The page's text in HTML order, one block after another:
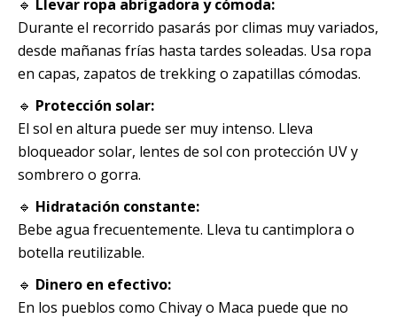
🔹 Llevar ropa abrigadora y cómoda:
Durante el recorrido pasarás por climas muy variados,
desde mañanas frías hasta tardes soleadas. Usa ropa
en capas, zapatos de trekking o zapatillas cómodas.
🔹 Protección solar:
El sol en altura puede ser muy intenso. Lleva
bloqueador solar, lentes de sol con protección UV y
sombrero o gorra.
🔹 Hidratación constante:
Bebe agua frecuentemente. Lleva tu cantimplora o
botella reutilizable.
🔹 Dinero en efectivo:
En los pueblos como Chivay o Maca puede que no